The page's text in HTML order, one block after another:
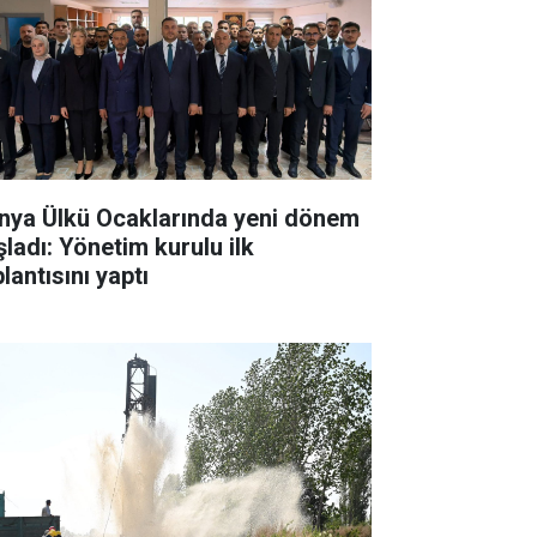
Ülkü Ocaklarında yeni dönem
Yönetim kurulu ilk
yaptı